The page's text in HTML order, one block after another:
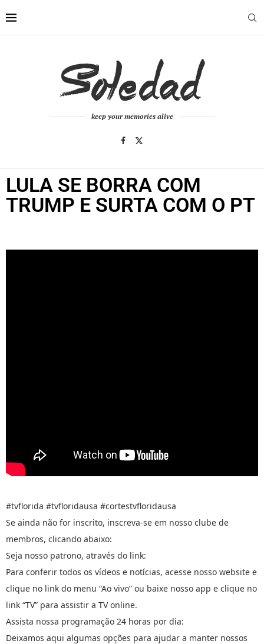
keep your memories alive
LULA SE BORRA COM
TRUMP E SURTA COM O PT
#tvflorida #tvfloridausa #cortestvfloridausa
Se ainda não for inscrito, inscreva-se em nosso clube de
membros, clicando abaixo:
Seja nosso patrono, através do link:
Para conferir todos os vídeos e notícias, acesse nosso website e
clique no link do menu “Ao vivo” ou baixe nosso app e clique no
link “TV” para assistir a TV online.
Assista nossa programação 24 horas por dia:
Deixamos aqui algumas opções para ajudar a manter nossos